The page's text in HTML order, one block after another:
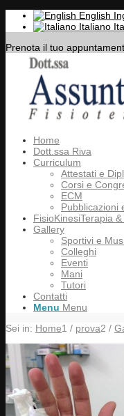
English
Italiano
Prenota il tuo
Home
Dott.ssa Riva
Curriculum
Attestati e
Corsi e
ECM
Pubblicazioni
FisioKinesiTerapia
Gallery
Sportivi e
Colleghi
Eventi
Mani
Tutori
Contatti
Menu Menu
Sei in: Home1 / prova2 /